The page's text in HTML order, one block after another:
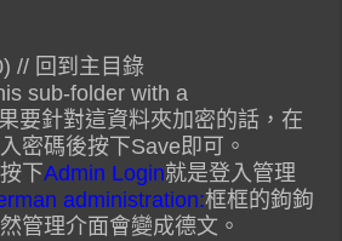
// 回到主目錄
sub-folder with a
要針對這資料夾加密的話，在
密碼後按下Save即可。
按下Admin Login就是登入管理
administration:框框的鉤鉤
管理介面會變成德文。